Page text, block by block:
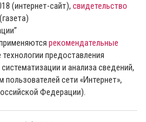
(интернет-сайт), свидетельство
рекомендательные
предоставления
и анализа сведений,
сети «Интернет»,
Федерации).